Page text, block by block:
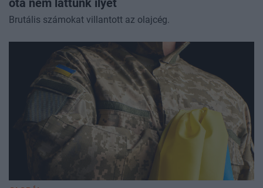
óta nem láttunk ilyet
Brutális számokat villantott az olajcég.